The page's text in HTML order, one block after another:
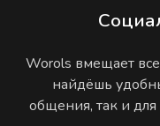
Worols вмещает
найдёшь
общения, так и